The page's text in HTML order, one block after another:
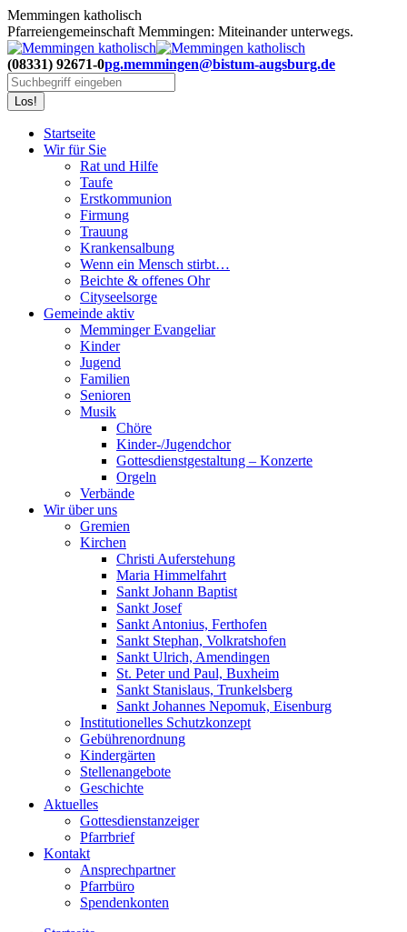
Zum
Inhalt
springen
Memmingen katholisch
Pfarreiengemeinschaft Memmingen: Miteinander unterwegs.
(08331) 92671-0pg.memmingen@bistum-augsburg.de
Search:
Startseite
Wir für Sie
Rat und Hilfe
Taufe
Erstkommunion
Firmung
Trauung
Krankensalbung
Wenn ein Mensch stirbt…
Beichte & offenes Ohr
Cityseelsorge
Gemeinde aktiv
Memminger Evangeliar
Kinder
Jugend
Familien
Senioren
Musik
Chöre
Kinder-/Jugendchor
Gottesdienstgestaltung – Konzerte
Orgeln
Verbände
Wir über uns
Gremien
Kirchen
Christi Auferstehung
Maria Himmelfahrt
Sankt Johann Baptist
Sankt Josef
Sankt Antonius, Ferthofen
Sankt Stephan, Volkratshofen
Sankt Ulrich, Amendingen
St. Peter und Paul, Buxheim
Sankt Stanislaus, Trunkelsberg
Sankt Johannes Nepomuk, Eisenburg
Institutionelles Schutzkonzept
Gebührenordnung
Kindergärten
Stellenangebote
Geschichte
Aktuelles
Gottesdienstanzeiger
Pfarrbrief
Kontakt
Ansprechpartner
Pfarrbüro
Spendenkonten